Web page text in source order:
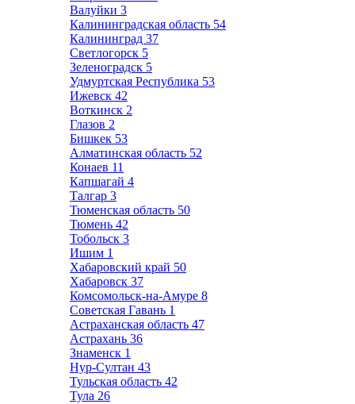
Валуйки 3
Калининградская область 54
Калининград 37
Светлогорск 5
Зеленоградск 5
Удмуртская Республика 53
Ижевск 42
Воткинск 2
Глазов 2
Бишкек 53
Алматинская область 52
Конаев 11
Капшагай 4
Талгар 3
Тюменская область 50
Тюмень 42
Тобольск 3
Ишим 1
Хабаровский край 50
Хабаровск 37
Комсомольск-на-Амуре 8
Советская Гавань 1
Астраханская область 47
Астрахань 36
Знаменск 1
Нур-Султан 43
Тульская область 42
Тула 26